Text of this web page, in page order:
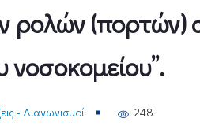
ρολών (πορτών)
- Διαγωνισμοί 248